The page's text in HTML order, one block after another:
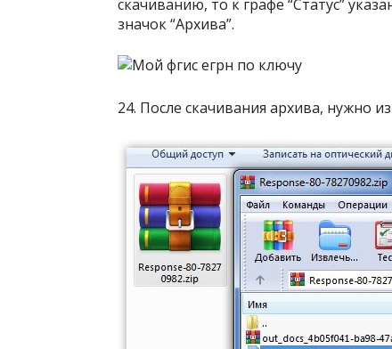
скачиванию, то к графе “Статус”
значок “Архива”.
24. После скачивания архива, нужно